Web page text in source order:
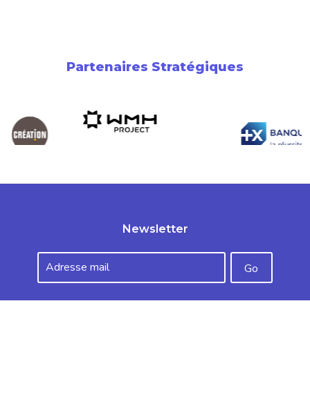
Partenaires Stratégiques
Newsletter